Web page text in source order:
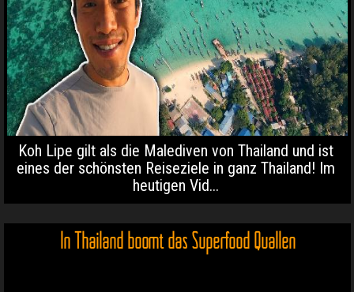
Koh Lipe gilt als die Malediven von Thailand und ist
eines der schönsten Reiseziele in ganz Thailand! Im
heutigen Vid...
In Thailand boomt das Superfood Quallen